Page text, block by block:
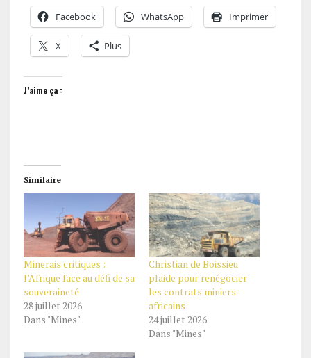
Facebook WhatsApp Imprimer
X Plus
J’aime ça :
Similaire
Minerais critiques :
l’Afrique face au défi de sa
souveraineté
28 juillet 2026
Dans "Mines"
Christian de Boissieu
plaide pour renégocier
les contrats miniers
africains
24 juillet 2026
Dans "Mines"